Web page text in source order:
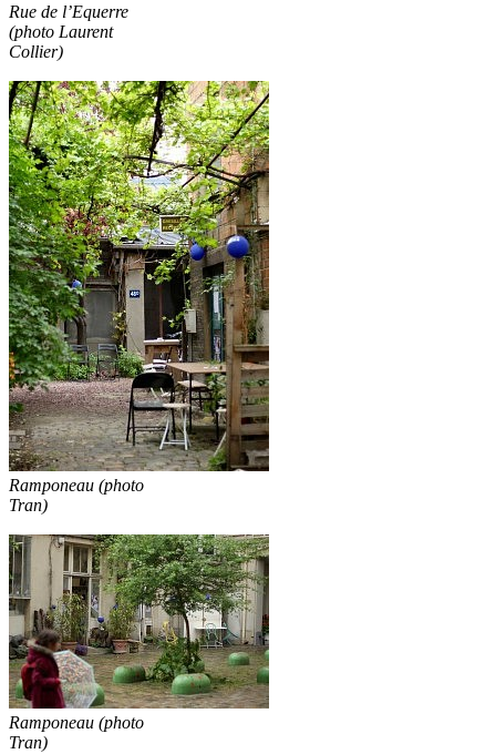
Rue de l’Equerre
(photo Laurent
Collier)
Ramponeau (photo
Tran)
Ramponeau (photo
Tran)